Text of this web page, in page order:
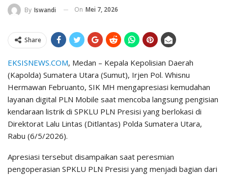
By Iswandi On Mei 7, 2026
Share
EKSISNEWS.COM, Medan – Kepala Kepolisian Daerah
(Kapolda) Sumatera Utara (Sumut), Irjen Pol. Whisnu
Hermawan Februanto, SIK MH mengapresiasi kemudahan
layanan digital PLN Mobile saat mencoba langsung pengisian
kendaraan listrik di SPKLU PLN Presisi yang berlokasi di
Direktorat Lalu Lintas (Ditlantas) Polda Sumatera Utara,
Rabu (6/5/2026).
Apresiasi tersebut disampaikan saat peresmian
pengoperasian SPKLU PLN Presisi yang menjadi bagian dari